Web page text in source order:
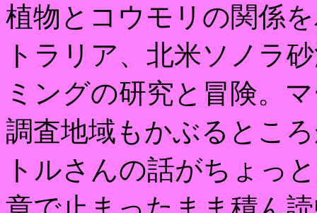
植物とコウモリの関係
トラリア、北米ソノラ
ミングの研究と冒険。
調査地域もかぶるとこ
トルさんの話がちょっ